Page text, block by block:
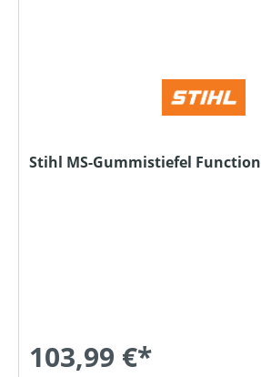
Stihl MS-Gummistiefel Function
103,99 €*